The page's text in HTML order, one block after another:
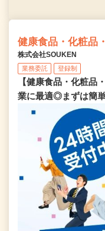
健康食品・化粧品
株式会社SOUKEN
業務委託 登録制
【健康食品・化粧品
業に最適◎まずは簡